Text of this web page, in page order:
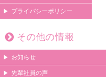
プライバシーポリシー
その他の情報
お知らせ
先輩社員の声